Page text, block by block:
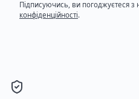
Підписуючись, ви погоджуєтеся
конфіденційності.